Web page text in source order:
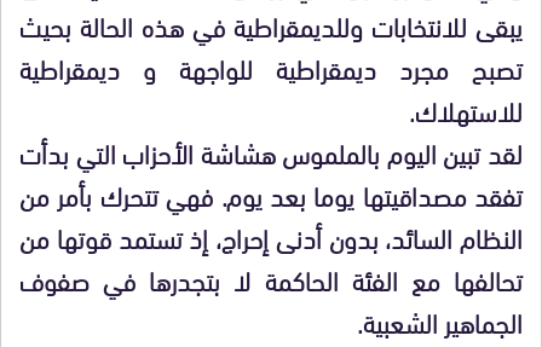
يبقى للانتخابات وللديمقراطية في هذه الحالة بحيث
تصبح مجرد ديمقراطية للواجهة و ديمقراطية
للاستهلاك.
لقد تبين اليوم بالملموس هشاشة الأحزاب التي بدأت
تفقد مصداقيتها يوما بعد يوم. فهي تتحرك بأمر من
النظام السائد، بدون أدنى إحراج، إذ تستمد قوتها من
تحالفها مع الفئة الحاكمة لا بتجدرها في صفوف
الجماهير الشعبية.